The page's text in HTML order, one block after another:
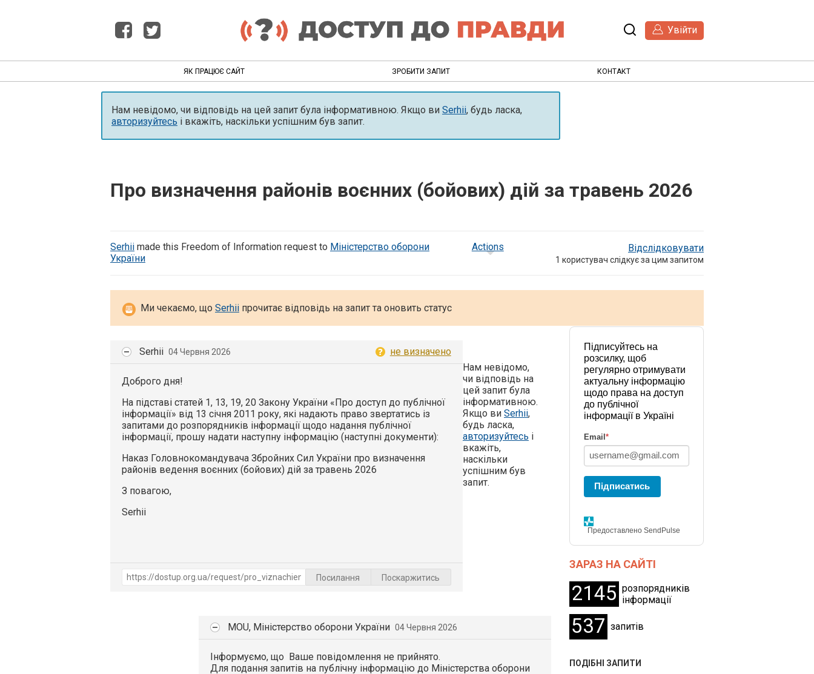
Увійти
ЯК ПРАЦЮЄ САЙТ ЗРОБИТИ ЗАПИТ КОНТАКТ
Нам невідомо, чи відповідь на цей запит була інформативною. Якщо ви Serhii, будь ласка,
авторизуйтесь і вкажіть, наскільки успішним був запит.
Про визначення районів воєнних (бойових) дій за травень 2026
Serhii made this Freedom of Information request to Міністерство оборони
України
Actions Відслідковувати
1 користувач слідкує за цим запитом
Ми чекаємо, що Serhii прочитає відповідь на запит та оновить статус
Serhii 04 Червня 2026 не визначено
Доброго дня!
На підставі статей 1, 13, 19, 20 Закону України «Про доступ до публічної
інформації» від 13 січня 2011 року, які надають право звертатись із
запитами до розпорядників інформації щодо надання публічної
інформації, прошу надати наступну інформацію (наступні документи):
Наказ Головнокомандувача Збройних Сил України про визначення
районів ведення воєнних (бойових) дій за травень 2026
З повагою,
Serhii
Посилання Поскаржитись
MOU, Міністерство оборони України 04 Червня 2026
Інформуємо, що Ваше повідомлення не прийнято.
Для подання запитів на публічну інформацію до Міністерства оборони
Нам невідомо,
чи відповідь на
цей запит була
інформативною.
Якщо ви Serhii,
будь ласка,
авторизуйтесь і
вкажіть,
наскільки
успішним був
запит.
Підписуйтесь на
розсилку, щоб
регулярно отримувати
актуальну інформацію
щодо права на доступ
до публічної
інформації в Україні
Email*
Підписатись
Предоставлено SendPulse
ЗАРАЗ НА САЙТІ
2145 розпорядників
інформації
537 запитів
ПОДІБНІ ЗАПИТИ